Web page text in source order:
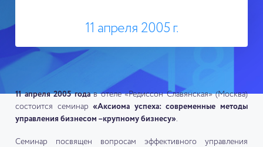
11 апреля 2005 г.
11 апреля 2005 годав отеле «Редиссон Славянская» (Москва)
состоится семинар«Аксиома успеха: современные методы
управления бизнесом –крупному бизнесу».
Семинар посвящен вопросам эффективного управления